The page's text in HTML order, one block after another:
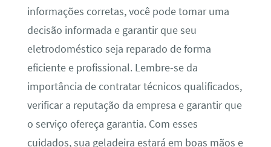
informações corretas, você pode tomar uma
decisão informada e garantir que seu
eletrodoméstico seja reparado de forma
eficiente e profissional. Lembre-se da
importância de contratar técnicos qualificados,
verificar a reputação da empresa e garantir que
o serviço ofereça garantia. Com esses
cuidados, sua geladeira estará em boas mãos e